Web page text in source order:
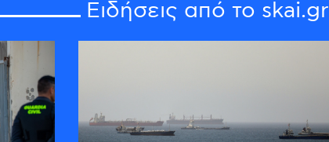
Ειδήσεις από το skai.gr